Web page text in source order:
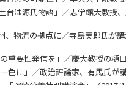
は源氏物語」／志学館大教授
、物流の拠点に／寺島実郎氏が
重要性発信を」／慶大教授の樋
色に」／政治評論家、有馬氏が